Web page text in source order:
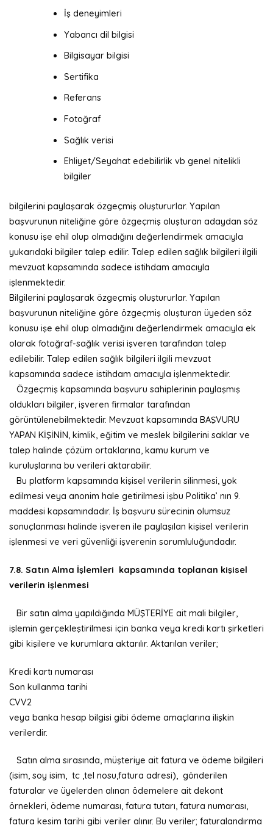
İş deneyimleri
Yabancı dil bilgisi
Bilgisayar bilgisi
Sertifika
Referans
Fotoğraf
Sağlık verisi
Ehliyet/Seyahat edebilirlik vb genel nitelikli
bilgiler
bilgilerini paylaşarak özgeçmiş oluştururlar. Yapılan
başvurunun niteliğine göre özgeçmiş oluşturan adaydan söz
konusu işe ehil olup olmadığını değerlendirmek amacıyla
yukarıdaki bilgiler talep edilir. Talep edilen sağlık bilgileri ilgili
mevzuat kapsamında sadece istihdam amacıyla
işlenmektedir.
Bilgilerini paylaşarak özgeçmiş oluştururlar. Yapılan
başvurunun niteliğine göre özgeçmiş oluşturan üyeden söz
konusu işe ehil olup olmadığını değerlendirmek amacıyla ek
olarak fotoğraf-sağlık verisi işveren tarafından talep
edilebilir. Talep edilen sağlık bilgileri ilgili mevzuat
kapsamında sadece istihdam amacıyla işlenmektedir.
Özgeçmiş kapsamında başvuru sahiplerinin paylaşmış
oldukları bilgiler, işveren firmalar tarafından
görüntülenebilmektedir. Mevzuat kapsamında BAŞVURU
YAPAN KİŞİNİN, kimlik, eğitim ve meslek bilgilerini saklar ve
talep halinde çözüm ortaklarına, kamu kurum ve
kuruluşlarına bu verileri aktarabilir.
Bu platform kapsamında kişisel verilerin silinmesi, yok
edilmesi veya anonim hale getirilmesi işbu Politika’ nın 9.
maddesi kapsamındadır. İş başvuru sürecinin olumsuz
sonuçlanması halinde işveren ile paylaşılan kişisel verilerin
işlenmesi ve veri güvenliği işverenin sorumluluğundadır.
7.8. Satın Alma İşlemleri kapsamında toplanan kişisel
verilerin işlenmesi
Bir satın alma yapıldığında MÜŞTERİYE ait mali bilgiler,
işlemin gerçekleştirilmesi için banka veya kredi kartı şirketleri
gibi kişilere ve kurumlara aktarılır. Aktarılan veriler;
Kredi kartı numarası
Son kullanma tarihi
CVV2
veya banka hesap bilgisi gibi ödeme amaçlarına ilişkin
verilerdir.
Satın alma sırasında, müşteriye ait fatura ve ödeme bilgileri
(isim, soy isim, tc ,tel nosu,fatura adresi), gönderilen
faturalar ve üyelerden alınan ödemelere ait dekont
örnekleri, ödeme numarası, fatura tutarı, fatura numarası,
fatura kesim tarihi gibi veriler alınır. Bu veriler; faturalandırma